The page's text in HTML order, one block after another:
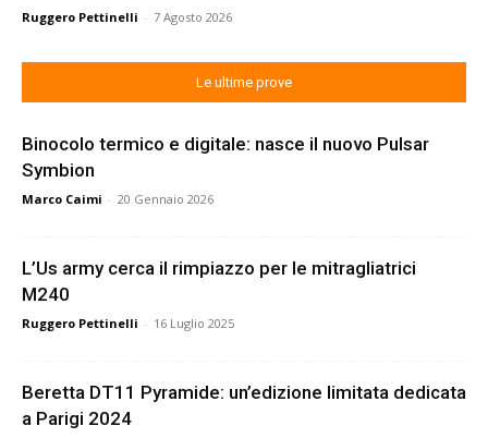
Ruggero Pettinelli - 7 Agosto 2026
Le ultime prove
Binocolo termico e digitale: nasce il nuovo Pulsar
Symbion
Marco Caimi - 20 Gennaio 2026
L’Us army cerca il rimpiazzo per le mitragliatrici
M240
Ruggero Pettinelli - 16 Luglio 2025
Beretta DT11 Pyramide: un’edizione limitata dedicata
a Parigi 2024